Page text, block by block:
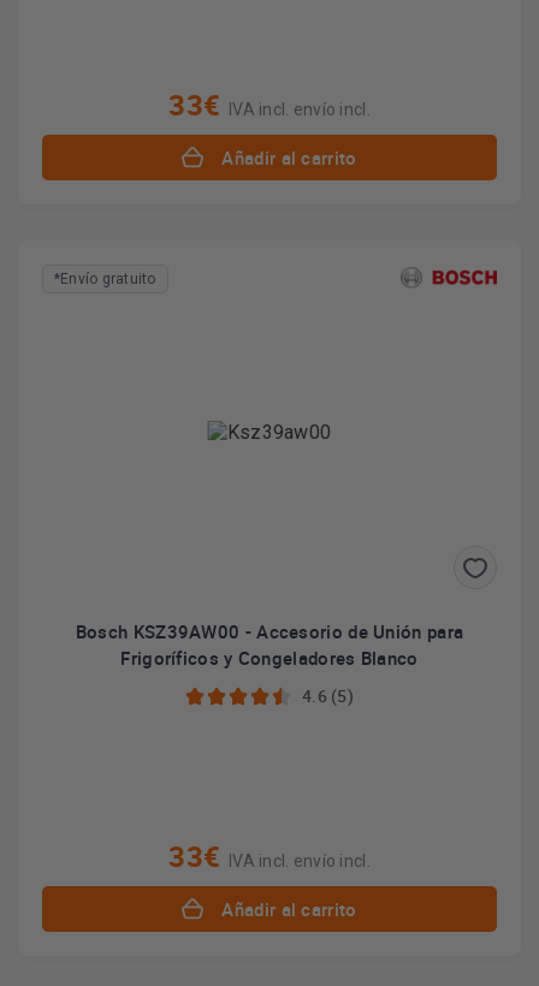
33€ IVA incl. envío incl.
Añadir al carrito
*Envío gratuito
Bosch KSZ39AW00 - Accesorio de Unión para
Frigoríficos y Congeladores Blanco
4.6 (5)
33€ IVA incl. envío incl.
Añadir al carrito